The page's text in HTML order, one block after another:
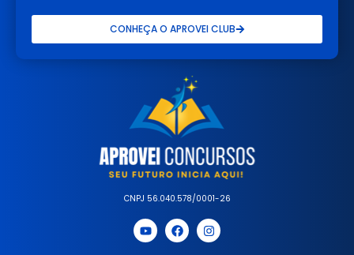
CONHEÇA O APROVEI CLUB
CNPJ 56.040.578/0001-26